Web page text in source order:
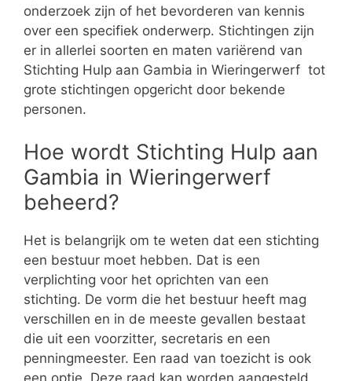
onderzoek zijn of het bevorderen van kennis
over een specifiek onderwerp. Stichtingen zijn
er in allerlei soorten en maten variërend van
Stichting Hulp aan Gambia in Wieringerwerf tot
grote stichtingen opgericht door bekende
personen.
Hoe wordt Stichting Hulp aan
Gambia in Wieringerwerf
beheerd?
Het is belangrijk om te weten dat een stichting
een bestuur moet hebben. Dat is een
verplichting voor het oprichten van een
stichting. De vorm die het bestuur heeft mag
verschillen en in de meeste gevallen bestaat
die uit een voorzitter, secretaris en een
penningmeester. Een raad van toezicht is ook
een optie. Deze raad kan worden aangesteld